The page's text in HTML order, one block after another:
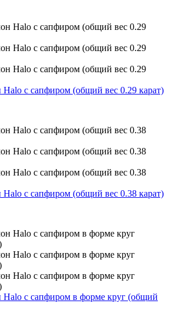
с сапфиром (общий вес 0.29 карат)
с сапфиром (общий вес 0.38 карат)
Halo с сапфиром в форме круг (общий